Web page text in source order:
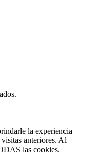
la experiencia
anteriores. Al
las cookies.